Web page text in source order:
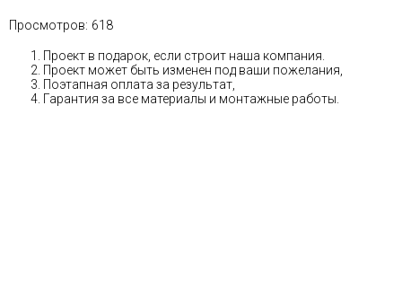
Просмотров: 618
Проект в подарок, если строит наша компания.
Проект может быть изменен под ваши пожелания,
Поэтапная оплата за результат,
Гарантия за все материалы и монтажные работы.